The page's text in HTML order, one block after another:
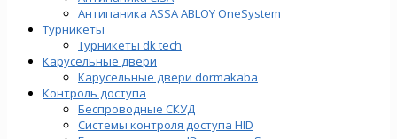
Антипаника ASSA ABLOY OneSystem
Турникеты
Турникеты dk tech
Карусельные двери
Карусельные двери dormakaba
Контроль доступа
Беспроводные СКУД
Системы контроля доступа HID